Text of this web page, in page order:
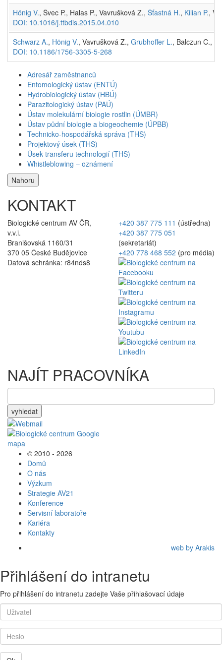
Hönig V., Švec P., Halas P., Vavrušková Z., Šťastná H., Kilian P.,
DOI: 10.1016/j.ttbdis.2015.04.010
Schwarz A., Hönig V., Vavrušková Z., Grubhoffer L., Balczun C.,
DOI: 10.1186/1756-3305-5-268
Adresář zaměstnanců
Entomologický ústav (ENTÚ)
Hydrobiologický ústav (HBÚ)
Parazitologický ústav (PAÚ)
Ústav molekulární biologie rostlin (ÚMBR)
Ústav půdní biologie a biogeochemie (ÚPBB)
Technicko-hospodářská správa (THS)
Projektový úsek (THS)
Úsek transferu technologií (THS)
Whistleblowing – oznámení
Nahoru
KONTAKT
Biologické centrum AV ČR,
v.v.i.
Branišovská 1160/31
370 05 České Budějovice
Datová schránka: r84nds8
+420 387 775 111 (ústředna)
+420 387 775 051
(sekretariát)
+420 778 468 552 (pro média)
NAJÍT PRACOVNÍKA
vyhledat
© 2010 - 2026
Domů
O nás
Výzkum
Strategie AV21
Konference
Servisní laboratoře
Kariéra
Kontakty
web by Arakis
Přihlášení do intranetu
Pro přihlášení do intranetu zadejte Vaše přihlašovací údaje